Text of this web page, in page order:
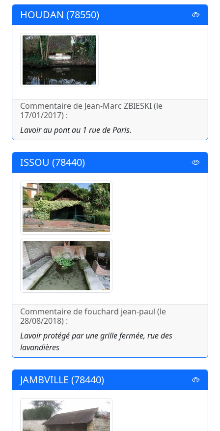
HOUDAN (78550)
Commentaire de Jean-Marc ZBIESKI (le
17/01/2017) :
Lavoir au pont au 1 rue de Paris.
ISSOU (78440)
Commentaire de fouchard jean-paul (le
28/08/2018) :
Lavoir protégé par une grille fermée, rue des
lavandières
JAMBVILLE (78440)